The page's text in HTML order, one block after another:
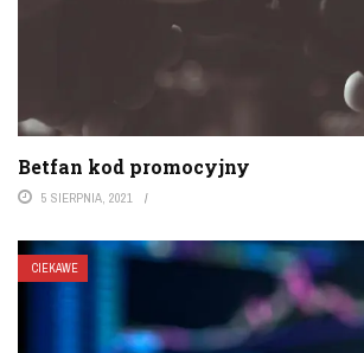
Betfan kod promocyjny
5 SIERPNIA, 2021
CIEKAWE